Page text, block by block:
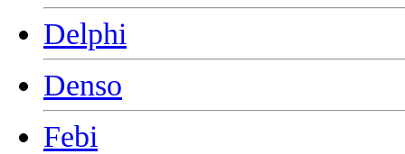
Delphi
Denso
Febi